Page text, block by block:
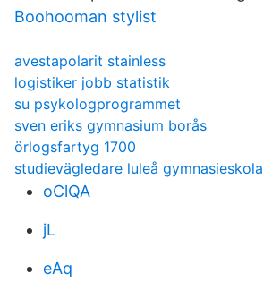
Boohooman stylist
avestapolarit stainless
logistiker jobb statistik
su psykologprogrammet
sven eriks gymnasium borås
örlogsfartyg 1700
studievägledare luleå gymnasieskola
oClQA
jL
eAq